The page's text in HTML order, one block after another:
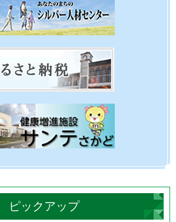
ピックアップ